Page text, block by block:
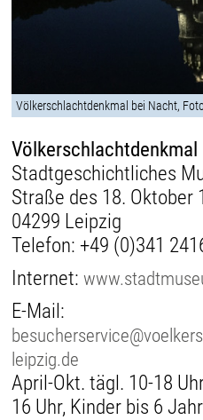
Völkerschlachtdenkmal bei Nacht,
Völkerschlachtdenkmal
Stadtgeschichtliches
Straße des 18. Oktober
04299 Leipzig
Telefon: +49 (0)341
Internet:
E-Mail:
leipzig.de
April-Okt. tägl. 10-18
16 Uhr, Kinder bis 6